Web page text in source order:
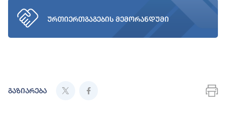
ურთიერთგაგების მემორანდუმი
გაზიარება